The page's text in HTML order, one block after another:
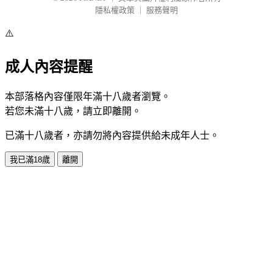
隱私權政策
服務聲明
⚠️
成人內容提醒
本部落格內容僅限年滿十八歲者瀏覽。
若您未滿十八歲，請立即離開。
已滿十八歲者，亦請勿將內容提供給未成年人士。
我已滿18歲 離開